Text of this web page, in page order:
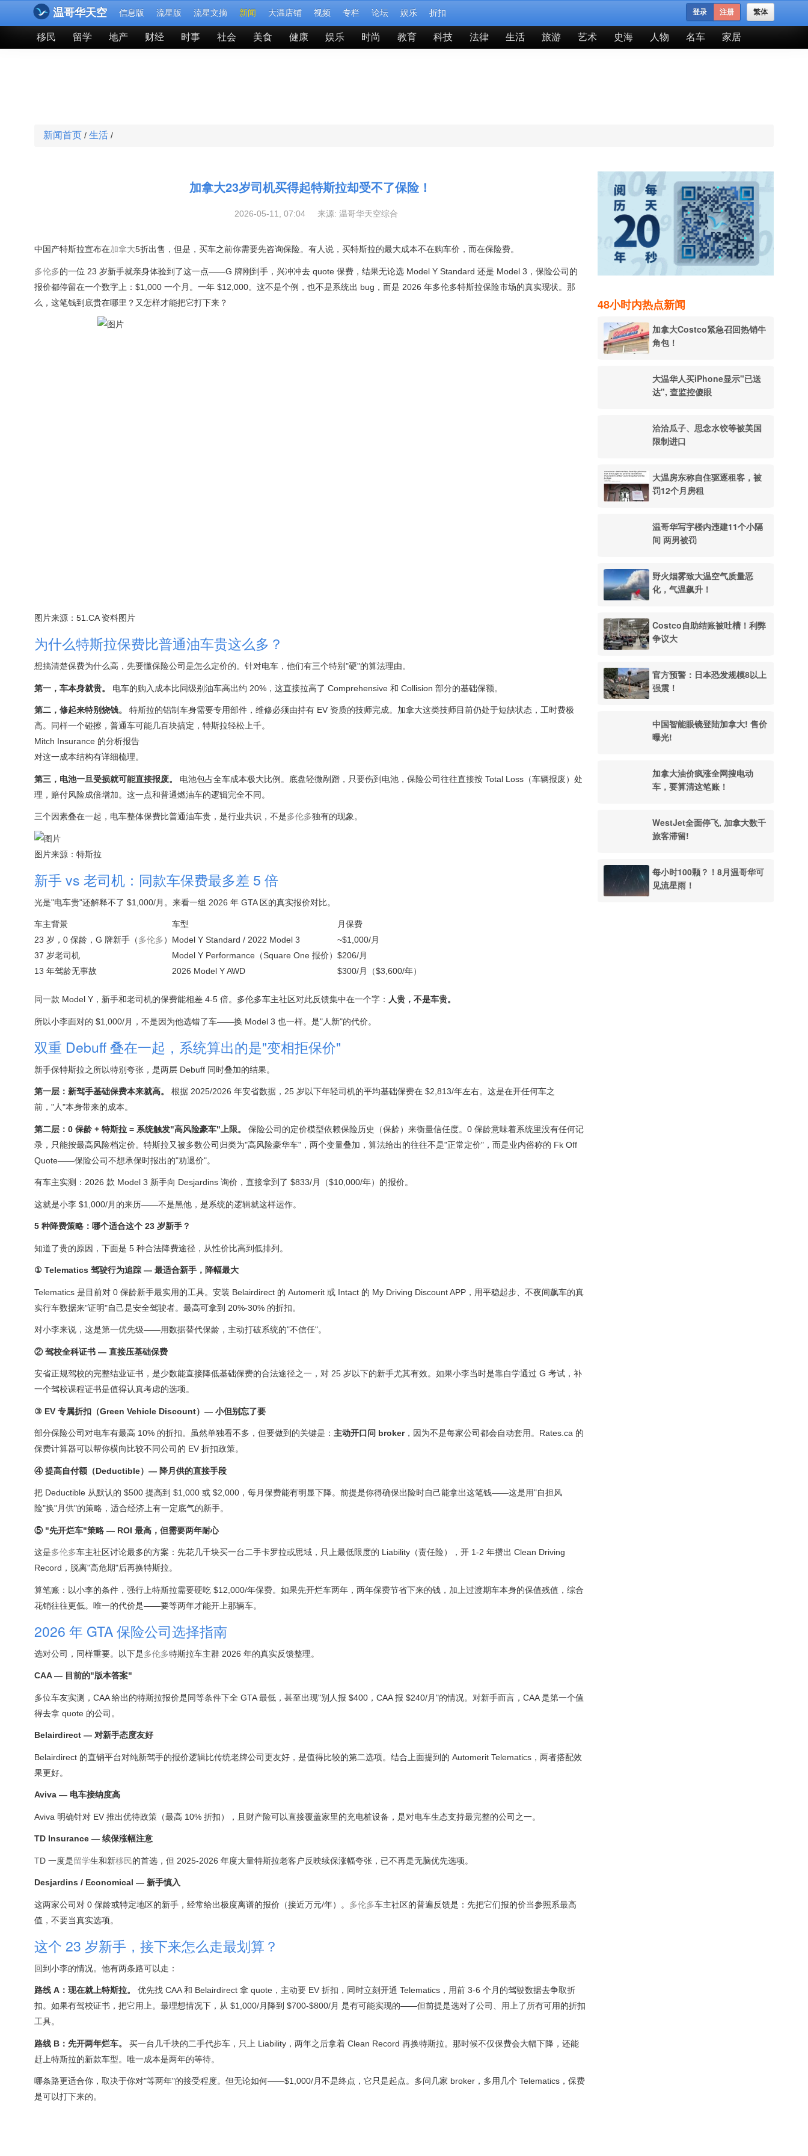
温哥华天空 信息版 流星版 流星文摘 新闻 大温店铺 视频 专栏 论坛 娱乐 折扣 繁体
登录 注册
移民 留学 地产 财经 时事 社会 美食 健康 娱乐 时尚 教育 科技 法律 生活 旅游 艺术 史海 人物 名车 家居
新闻首页 / 生活 /
加拿大23岁司机买得起特斯拉却受不了保险！
2026-05-11, 07:04 来源: 温哥华天空综合
中国产特斯拉宣布在加拿大5折出售，但是，买车之前你需要先咨询保险。有人说，买特斯拉的最大成本不在购车价，而在保险费。
多伦多的一位 23 岁新手就亲身体验到了这一点——G 牌刚到手，兴冲冲去 quote 保费，结果无论选 Model Y Standard 还是 Model 3，保险公司的
报价都停留在一个数字上：$1,000 一个月。一年 $12,000。这不是个例，也不是系统出 bug，而是 2026 年多伦多特斯拉保险市场的真实现状。那
么，这笔钱到底贵在哪里？又怎样才能把它打下来？
图片来源：51.CA 资料图片
为什么特斯拉保费比普通油车贵这么多？
想搞清楚保费为什么高，先要懂保险公司是怎么定价的。针对电车，他们有三个特别"硬"的算法理由。
第一，车本身就贵。 电车的购入成本比同级别油车高出约 20%，这直接拉高了 Comprehensive 和 Collision 部分的基础保额。
第二，修起来特别烧钱。
特斯拉的铝制车身需要专用部件，维修必须由持有 EV 资质的技师完成。加拿大这类技师目前仍处于短缺状态，工时费极
高。同样一个碰擦，普通车可能几百块搞定，特斯拉轻松上千。
Mitch Insurance 的分析报告
对这一成本结构有详细梳理。
第三，电池一旦受损就可能直接报废。
电池包占全车成本极大比例。底盘轻微剐蹭，只要伤到电池，保险公司往往直接按 Total Loss（车辆报废）处
理，赔付风险成倍增加。这一点和普通燃油车的逻辑完全不同。
三个因素叠在一起，电车整体保费比普通油车贵，是行业共识，不是多伦多独有的现象。
图片来源：特斯拉
新手 vs 老司机：同款车保费最多差 5 倍
光是"电车贵"还解释不了 $1,000/月。来看一组 2026 年 GTA 区的真实报价对比。
车主背景 车型
月保费
23 岁，0 保龄，G 牌新手（多伦多） Model Y Standard / 2022 Model 3
~$1,000/月
37 岁老司机
Model Y Performance（Square One 报价） $206/月
13 年驾龄无事故
2026 Model Y AWD $300/月（$3,600/年）
同一款 Model Y，新手和老司机的保费能相差 4-5 倍。多伦多车主社区对此反馈集中在一个字： 人贵，不是车贵。
所以小李面对的 $1,000/月，不是因为他选错了车——换 Model 3 也一样。是"人新"的代价。
双重 Debuff 叠在一起，系统算出的是"变相拒保价"
新手保特斯拉之所以特别夸张，是两层 Debuff 同时叠加的结果。
第一层：新驾手基础保费本来就高。
根据 2025/2026 年安省数据，25 岁以下年轻司机的平均基础保费在 $2,813/年左右。这是在开任何车之
前，"人"本身带来的成本。
第二层：0 保龄 + 特斯拉 = 系统触发"高风险豪车"上限。
保险公司的定价模型依赖保险历史（保龄）来衡量信任度。0 保龄意味着系统里没有任何记
录，只能按最高风险档定价。特斯拉又被多数公司归类为"高风险豪华车"，两个变量叠加，算法给出的往往不是"正常定价"，而是业内俗称的 Fk Off
Quote——保险公司不想承保时报出的"劝退价"。
有车主实测：2026 款 Model 3 新手向 Desjardins 询价，直接拿到了 $833/月（$10,000/年）的报价。
这就是小李 $1,000/月的来历——不是黑他，是系统的逻辑就这样运作。
5 种降费策略：哪个适合这个 23 岁新手？
知道了贵的原因，下面是 5 种合法降费途径，从性价比高到低排列。
① Telematics 驾驶行为追踪 — 最适合新手，降幅最大
Telematics 是目前对 0 保龄新手最实用的工具。安装 Belairdirect 的 Automerit 或 Intact 的 My Driving Discount APP，用平稳起步、不夜间飙车的真
实行车数据来"证明"自己是安全驾驶者。最高可拿到 20%-30% 的折扣。
对小李来说，这是第一优先级——用数据替代保龄，主动打破系统的"不信任"。
② 驾校全科证书 — 直接压基础保费
安省正规驾校的完整结业证书，是少数能直接降低基础保费的合法途径之一，对 25 岁以下的新手尤其有效。如果小李当时是靠自学通过 G 考试，补
一个驾校课程证书是值得认真考虑的选项。
③ EV 专属折扣（Green Vehicle Discount）— 小但别忘了要
部分保险公司对电车有最高 10% 的折扣。虽然单独看不多，但要做到的关键是： 主动开口问 broker，因为不是每家公司都会自动套用。Rates.ca 的
保费计算器可以帮你横向比较不同公司的 EV 折扣政策。
④ 提高自付额（Deductible）— 降月供的直接手段
把 Deductible 从默认的 $500 提高到 $1,000 或 $2,000，每月保费能有明显下降。前提是你得确保出险时自己能拿出这笔钱——这是用"自担风
险"换"月供"的策略，适合经济上有一定底气的新手。
⑤ "先开烂车"策略 — ROI 最高，但需要两年耐心
这是多伦多车主社区讨论最多的方案：先花几千块买一台二手卡罗拉或思域，只上最低限度的 Liability（责任险），开 1-2 年攒出 Clean Driving
Record，脱离"高危期"后再换特斯拉。
算笔账：以小李的条件，强行上特斯拉需要硬吃 $12,000/年保费。如果先开烂车两年，两年保费节省下来的钱，加上过渡期车本身的保值残值，综合
花销往往更低。唯一的代价是——要等两年才能开上那辆车。
2026 年 GTA 保险公司选择指南
选对公司，同样重要。以下是多伦多特斯拉车主群 2026 年的真实反馈整理。
CAA — 目前的"版本答案"
多位车友实测，CAA 给出的特斯拉报价是同等条件下全 GTA 最低，甚至出现"别人报 $400，CAA 报 $240/月"的情况。对新手而言，CAA 是第一个值
得去拿 quote 的公司。
Belairdirect — 对新手态度友好
Belairdirect 的直销平台对纯新驾手的报价逻辑比传统老牌公司更友好，是值得比较的第二选项。结合上面提到的 Automerit Telematics，两者搭配效
果更好。
Aviva — 电车接纳度高
Aviva 明确针对 EV 推出优待政策（最高 10% 折扣），且财产险可以直接覆盖家里的充电桩设备，是对电车生态支持最完整的公司之一。
TD Insurance — 续保涨幅注意
TD 一度是留学生和新移民的首选，但 2025-2026 年度大量特斯拉老客户反映续保涨幅夸张，已不再是无脑优先选项。
Desjardins / Economical — 新手慎入
这两家公司对 0 保龄或特定地区的新手，经常给出极度离谱的报价（接近万元/年）。 多伦多车主社区的普遍反馈是：先把它们报的价当参照系最高
值，不要当真实选项。
这个 23 岁新手，接下来怎么走最划算？
回到小李的情况。他有两条路可以走：
路线 A：现在就上特斯拉。
优先找 CAA 和 Belairdirect 拿 quote，主动要 EV 折扣，同时立刻开通 Telematics，用前 3-6 个月的驾驶数据去争取折
扣。如果有驾校证书，把它用上。最理想情况下，从 $1,000/月降到 $700-$800/月 是有可能实现的——但前提是选对了公司、用上了所有可用的折扣
工具。
路线 B：先开两年烂车。
买一台几千块的二手代步车，只上 Liability，两年之后拿着 Clean Record 再换特斯拉。那时候不仅保费会大幅下降，还能
赶上特斯拉的新款车型。唯一成本是两年的等待。
哪条路更适合你，取决于你对"等两年"的接受程度。但无论如何——$1,000/月不是终点，它只是起点。多问几家 broker，多用几个 Telematics，保费
是可以打下来的。
48小时内热点新闻
加拿大Costco紧急召回热销牛
角包！
大温华人买iPhone显示"已送
达", 查监控傻眼
洽洽瓜子、思念水饺等被美国
限制进口
大温房东称自住驱逐租客，被
罚12个月房租
温哥华写字楼内违建11个小隔
间 两男被罚
野火烟雾致大温空气质量恶
化，气温飙升！
Costco自助结账被吐槽！利弊
争议大
官方预警：日本恐发规模8以上
强震！
中国智能眼镜登陆加拿大! 售价
曝光!
加拿大油价疯涨全网搜电动
车，要算清这笔账！
WestJet全面停飞, 加拿大数千
旅客滞留!
每小时100颗？！8月温哥华可
见流星雨！